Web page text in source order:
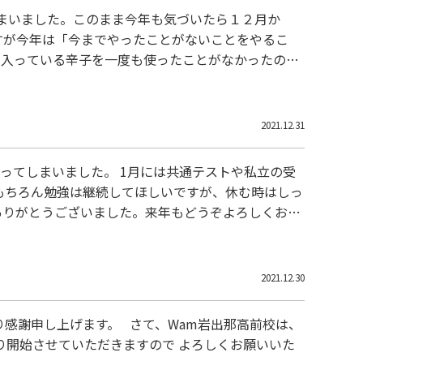
ました。このまま今年も気づいたら１２月か
今年は「今までやったことがないことをやるこ
っている辛子を一度も使ったことがなかったので
2021.12.31
てしまいました。 1月には共通テストや私立の受
ろん勉強は継続してほしいですが、休む時はしっ
がとうございました。来年もどうぞよろしくお願
2021.12.30
謝申し上げます。 さて、Wam岩出那高前校は、
始させていただきますので よろしくお願いいた